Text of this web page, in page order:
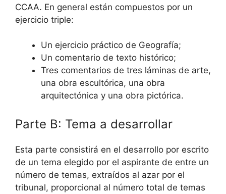
CCAA. En general están compuestos por un
ejercicio triple:
Un ejercicio práctico de Geografía;
Un comentario de texto histórico;
Tres comentarios de tres láminas de arte,
una obra escultórica, una obra
arquitectónica y una obra pictórica.
Parte B: Tema a desarrollar
Esta parte consistirá en el desarrollo por escrito
de un tema elegido por el aspirante de entre un
número de temas, extraídos al azar por el
tribunal, proporcional al número total de temas